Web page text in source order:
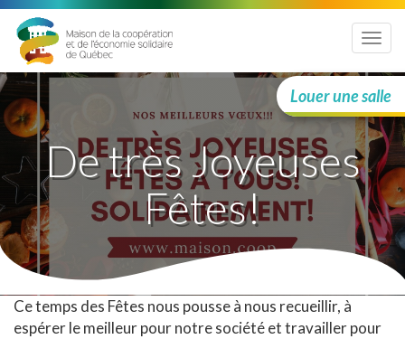
Menu
Louer une salle
De très Joyeuses
Fêtes!
Ce temps des Fêtes nous pousse à nous recueillir, à
espérer le meilleur pour notre société et travailler pour